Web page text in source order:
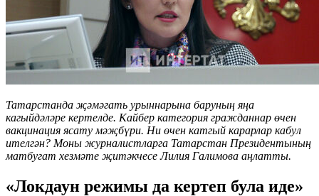
Татарстанда җәмәгать урыннарына баруның яңа
кагыйдәләре кертелде. Кайбер категория гражданнар өчен
вакцинация ясату мәҗбүри. Ни өчен катгый карарлар кабул
ителгән? Моны журналистларга Татарстан Президентының
матбугат хезмәте җитәкчесе Лилия Галимова аңлатты.
«Локдаун режимы да кертеп була иде»